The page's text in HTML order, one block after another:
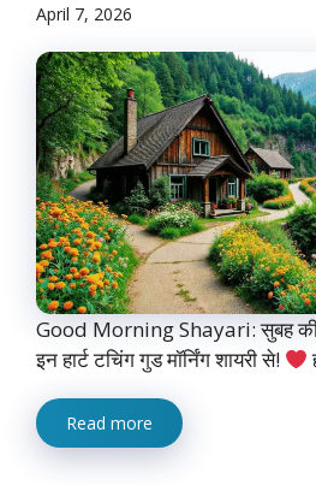
April 7, 2026
Good Morning Shayari: सुबह
इन हार्ट टचिंग गुड मॉर्निंग शायरी से!
Read more